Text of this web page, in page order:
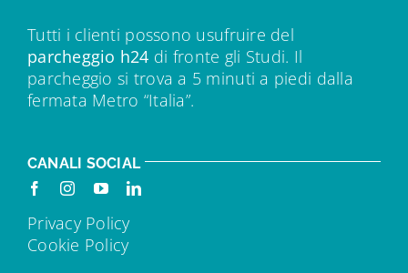
Tutti i clienti possono usufruire del
parcheggio h24 di fronte gli Studi. Il
parcheggio si trova a 5 minuti a piedi dalla
fermata Metro “Italia”.
CANALI SOCIAL
Privacy Policy
Cookie Policy